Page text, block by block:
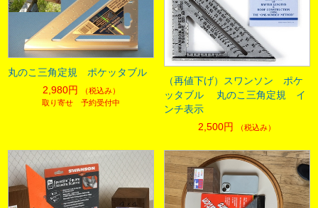
丸のこ三角定規 ポケッタブル
2,980円
（税込み）
取り寄せ 予約受付中
（再値下げ）スワンソン ポケ
ッタブル 丸のこ三角定規 イ
ンチ表示
2,500円
（税込み）